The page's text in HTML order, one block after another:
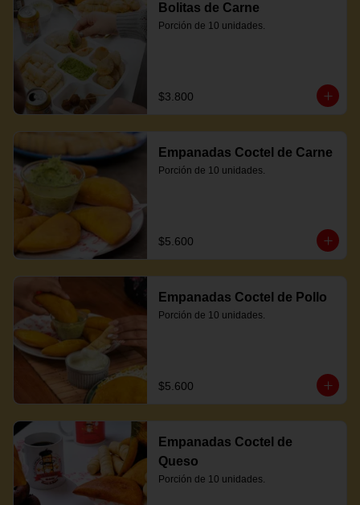
Bolitas de Carne
Porción de 10 unidades.
$3.800
Empanadas Coctel de Carne
Porción de 10 unidades.
$5.600
Empanadas Coctel de Pollo
Porción de 10 unidades.
$5.600
Empanadas Coctel de
Queso
Porción de 10 unidades.